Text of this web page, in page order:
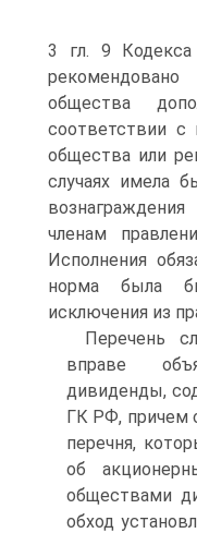
3 гл. 9 Кодекса
общества
соответствии
общества или
случаях имела
членам
Исполнения
норма была
исключения из
Перечень
вправе
дивиденды,
ГК РФ, причем
перечня,
об
обществами
обход